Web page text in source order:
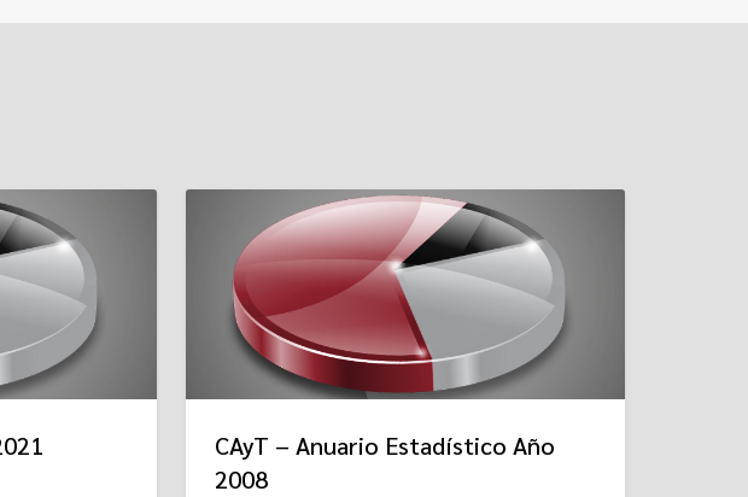
CAyT – Anuario Estadístico Año
2008